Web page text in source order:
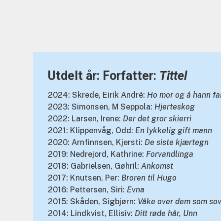
Utdelt år: Forfatter: Tittel
2024: Skrede, Eirik André: Ho mor og å hann
2023: Simonsen, M Seppola: Hjerteskog
2022: Larsen, Irene: Der det gror skierri
2021: Klippenvåg, Odd: En lykkelig gift mann
2020: Arnfinnsen, Kjersti: De siste kjærtegn
2019: Nedrejord, Kathrine: Forvandlinga
2018: Gabrielsen, Gøhril:Ankomst
2017: Knutsen, Per: Broren til Hugo
2016: Pettersen, Siri: Evna
2015: Skåden, Sigbjørn: Våke over dem som
2014: Lindkvist, Ellisiv: Ditt røde hår, Unn